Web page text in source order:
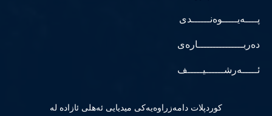
پــــەیـــــوەنــــــدی
دەربـــــــــــــــارەی
ئـــــەرشــــــیـــــف
كوردپلات دامەزراوەیەكی میدیایی ئەهلی ئازادە لە